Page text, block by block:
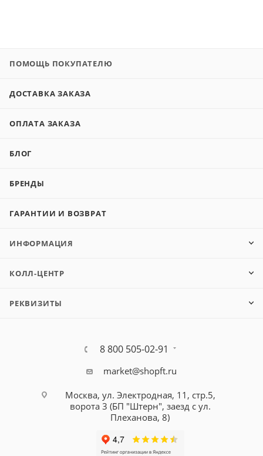
ПОМОЩЬ ПОКУПАТЕЛЮ
ДОСТАВКА ЗАКАЗА
ОПЛАТА ЗАКАЗА
БЛОГ
БРЕНДЫ
ГАРАНТИИ И ВОЗВРАТ
ИНФОРМАЦИЯ
КОЛЛ-ЦЕНТР
РЕКВИЗИТЫ
8 800 505-02-91
market@shopft.ru
Москва, ул. Электродная, 11, стр.5,
ворота 3 (БП "Штерн", заезд с ул.
Плеханова, 8)